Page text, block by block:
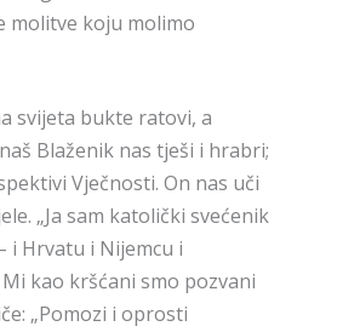
molitve koju molimo
svijeta bukte ratovi, a
Blaženik nas tješi i hrabri;
Vječnosti. On nas uči
„Ja sam katolički svećenik
i Hrvatu i Nijemcu i
kao kršćani smo pozvani
„Pomozi i oprosti